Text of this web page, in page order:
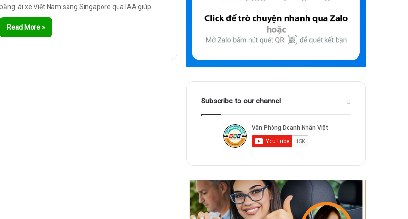
bằng lái xe Việt Nam sang Singapore qua IAA giúp…
Read More »
Subscribe to our channel